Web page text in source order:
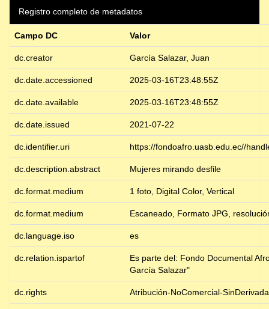
Registro completo de metadatos
Campo DC Valor
dc.creator García Salazar, Juan
dc.date.accessioned 2025-03-16T23:48:55Z
dc.date.available 2025-03-16T23:48:55Z
dc.date.issued 2021-07-22
dc.identifier.uri https://fondoafro.uasb.edu.ec//
dc.description.abstract Mujeres mirando desfile
dc.format.medium 1 foto, Digital Color, Vertical
dc.format.medium Escaneado, Formato JPG,
dc.language.iso es
dc.relation.ispartof
Es parte del: Fondo Documental
García Salazar"
dc.rights Atribución-NoComercial-